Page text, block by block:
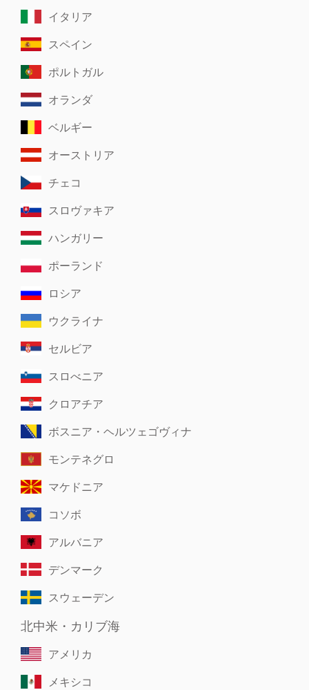
イタリア
スペイン
ポルトガル
オランダ
ベルギー
オーストリア
チェコ
スロヴァキア
ハンガリー
ポーランド
ロシア
ウクライナ
セルビア
スロべニア
クロアチア
ボスニア・ヘルツェゴヴィナ
モンテネグロ
マケドニア
コソボ
アルバニア
デンマーク
スウェーデン
北中米・カリブ海
アメリカ
メキシコ